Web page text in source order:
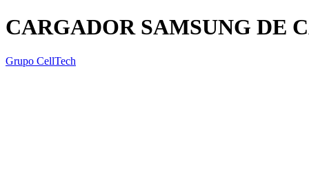
CARGADOR SAMSUNG DE
Grupo CellTech